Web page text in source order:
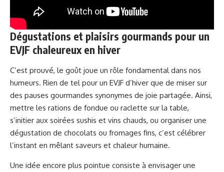
Dégustations et plaisirs gourmands pour un
EVJF chaleureux en hiver
C’est prouvé, le goût joue un rôle fondamental dans nos
humeurs. Rien de tel pour un EVJF d’hiver que de miser sur
des pauses gourmandes synonymes de joie partagée. Ainsi,
mettre les rations de fondue ou raclette sur la table,
s’initier aux soirées sushis et vins chauds, ou organiser une
dégustation de chocolats ou fromages fins, c’est célébrer
l’instant en mêlant saveurs et chaleur humaine.
Une idée encore plus pointue consiste à envisager une